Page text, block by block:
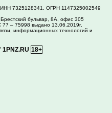
7325128341, ОГРН 1147325002549
Брестский бульвар, 8А, офис 305
– 75998 выдано 13.06.2019г.
информационных технологий и
18+